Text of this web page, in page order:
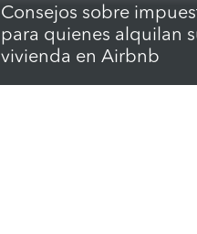
Consejos sobre
para quienes alquilan
vivienda en Airbnb